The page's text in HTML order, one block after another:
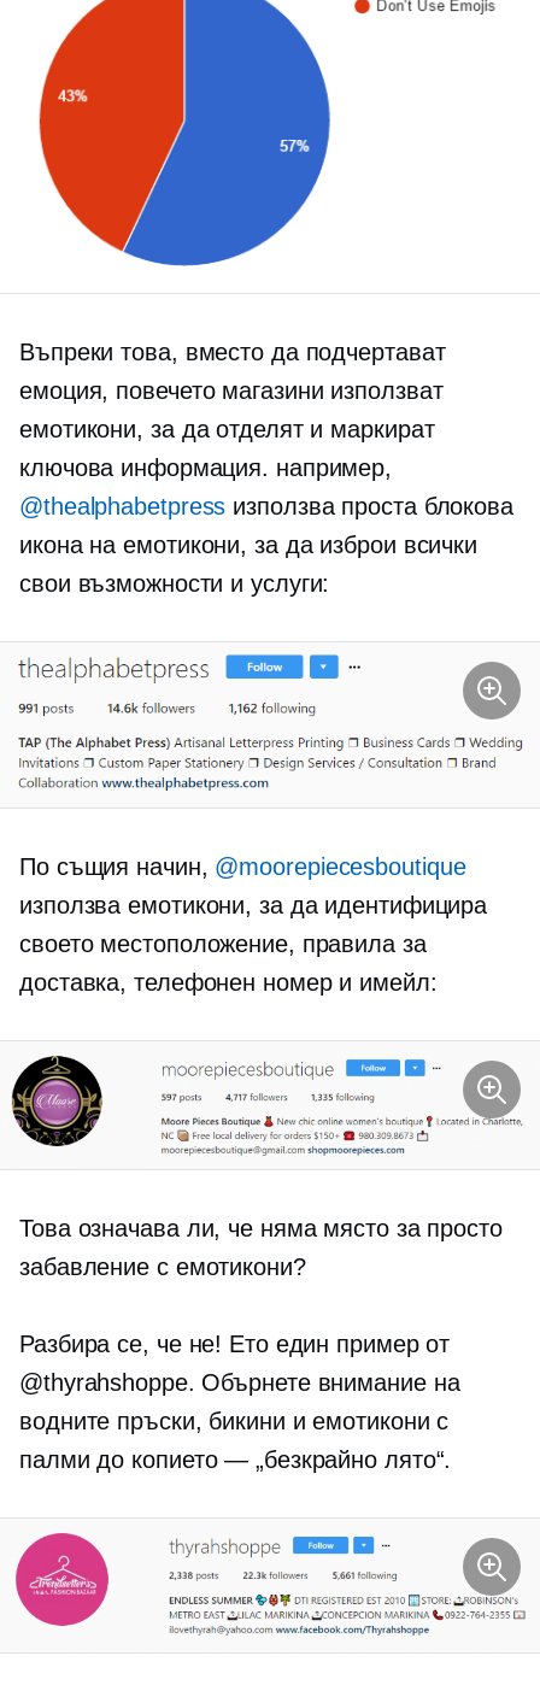
Въпреки това, вместо да подчертават
емоция, повечето магазини използват
емотикони, за да отделят и маркират
ключова информация. например,
@thealphabetpress използва проста блокова
икона на емотикони, за да изброи всички
свои възможности и услуги:
По същия начин, @moorepiecesboutique
използва емотикони, за да идентифицира
своето местоположение, правила за
доставка, телефонен номер и имейл:
Това означава ли, че няма място за просто
забавление с емотикони?
Разбира се, че не! Ето един пример от
@thyrahshoppe. Обърнете внимание на
водните пръски, бикини и емотикони с
палми до копието — „безкрайно лято“.